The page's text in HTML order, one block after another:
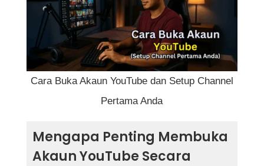
Langkah 2: Cara Buka Akaun YouTube
Langkah 3: Setup Channel Pertama Anda
1. Lengkapkan Bahagian About (Perihal)
2. Tambahkan Maklumat Hubungan
3. Susun Bahagian Channel
4. Upload Logo & Banner Berkualiti
Tinggi
Cara Buka Akaun YouTube dan Setup Channel
Pertama Anda
Mengapa Penting Membuka
Akaun YouTube Secara